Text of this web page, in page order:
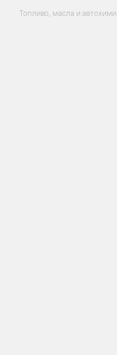
Топливо, масла и